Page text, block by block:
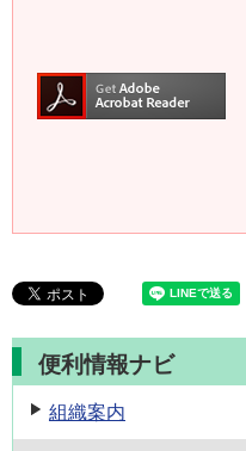
便利情報ナビ
組織案内